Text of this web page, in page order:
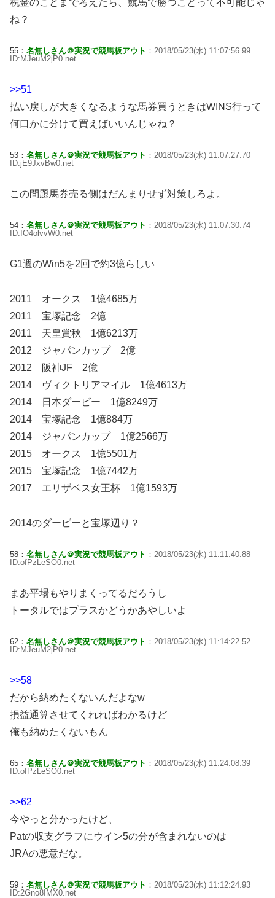
税金のことまで考えたら、競馬で勝つことって不可能じゃ
ね？
55： 名無しさん＠実況で競馬板アウト ：2018/05/23(水) 11:07:56.99
ID:MJeuM2jP0.net
>>51
払い戻しが大きくなるような馬券買うときはWINS行って
何口かに分けて買えばいいんじゃね？
53： 名無しさん＠実況で競馬板アウト ：2018/05/23(水) 11:07:27.70
ID:jE9JxvBw0.net
この問題馬券売る側はだんまりせず対策しろよ。
54： 名無しさん＠実況で競馬板アウト ：2018/05/23(水) 11:07:30.74
ID:IO4olvvW0.net
G1週のWin5を2回で約3億らしい
2011 オークス 1億4685万
2011 宝塚記念 2億
2011 天皇賞秋 1億6213万
2012 ジャパンカップ 2億
2012 阪神JF 2億
2014 ヴィクトリアマイル 1億4613万
2014 日本ダービー 1億8249万
2014 宝塚記念 1億884万
2014 ジャパンカップ 1億2566万
2015 オークス 1億5501万
2015 宝塚記念 1億7442万
2017 エリザベス女王杯 1億1593万
2014のダービーと宝塚辺り？
58： 名無しさん＠実況で競馬板アウト ：2018/05/23(水) 11:11:40.88
ID:ofPzLeSO0.net
まあ平場もやりまくってるだろうし
トータルではプラスかどうかあやしいよ
62： 名無しさん＠実況で競馬板アウト ：2018/05/23(水) 11:14:22.52
ID:MJeuM2jP0.net
>>58
だから納めたくないんだよなw
損益通算させてくれればわかるけど
俺も納めたくないもん
65： 名無しさん＠実況で競馬板アウト ：2018/05/23(水) 11:24:08.39
ID:ofPzLeSO0.net
>>62
今やっと分かったけど、
Patの収支グラフにウイン5の分が含まれないのは
JRAの悪意だな。
59： 名無しさん＠実況で競馬板アウト ：2018/05/23(水) 11:12:24.93
ID:2Gno8IMX0.net